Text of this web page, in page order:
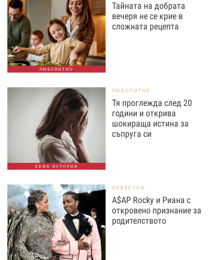
ЛЮБОПИТНО
Тайната на добрата
вечеря не се крие в
сложната рецепта
EDNA ИСТОРИЯ
ЛЮБОПИТНО
Тя проглежда след 20
години и открива
шокираща истина за
съпруга си
ИЗВЕСТНИ
A$AP Rocky и Риана с
откровено признание за
родителството